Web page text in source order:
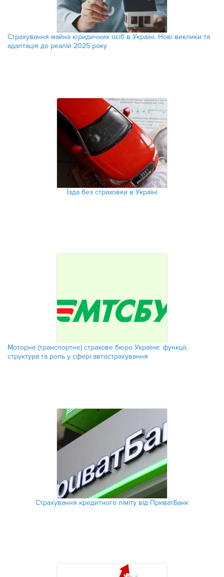
Страхування майна юридичних осіб в Україні. Нові виклики та
адаптація до реалій 2025 року
Їзда без страховки в Україні
​Моторне (транспортне) страхове бюро України: функції,
структура та роль у сфері автострахування
Страхування кредитного ліміту від ПриватБанк